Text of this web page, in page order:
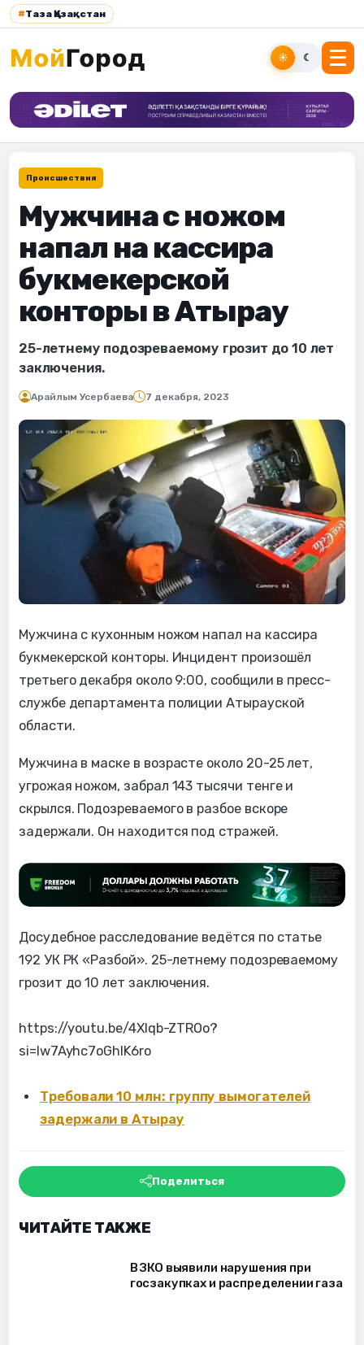
#Таза Қазақстан
☀ ☾
Происшествия
Мужчина с ножом
напал на кассира
букмекерской
конторы в Атырау
25-летнему подозреваемому грозит до 10 лет
заключения.
Арайлым Усербаева 7 декабря, 2023
Мужчина с кухонным ножом напал на кассира
букмекерской конторы. Инцидент произошёл
третьего декабря около 9:00, сообщили в пресс-
службе департамента полиции Атырауской
области.
Мужчина в маске в возрасте около 20-25 лет,
угрожая ножом, забрал 143 тысячи тенге и
скрылся. Подозреваемого в разбое вскоре
задержали. Он находится под стражей.
Досудебное расследование ведётся по статье
192 УК РК «Разбой». 25-летнему подозреваемому
грозит до 10 лет заключения.
https://youtu.be/4XIqb-ZTROo?
si=lw7Ayhc7oGhIK6ro
Требовали 10 млн: группу вымогателей
задержали в Атырау
Поделиться
ЧИТАЙТЕ ТАКЖЕ
В ЗКО выявили нарушения при
госзакупках и распределении газа